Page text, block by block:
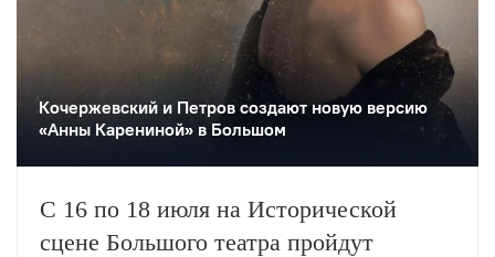
Кочержевский и Петров создают новую версию
«Анны Карениной» в Большом
С 16 по 18 июля на Исторической
сцене Большого театра пройдут